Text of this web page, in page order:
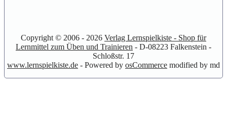
Copyright © 2006 - 2026 Verlag Lernspielkiste - Shop für
Lernmittel zum Üben und Trainieren - D-08223 Falkenstein -
Schloßstr. 17
www.lernspielkiste.de - Powered by osCommerce modified by md